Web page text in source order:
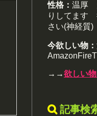
性格： 温厚
りしてます
さい(神経質)
今欲しい物：
→→欲しい
記事検